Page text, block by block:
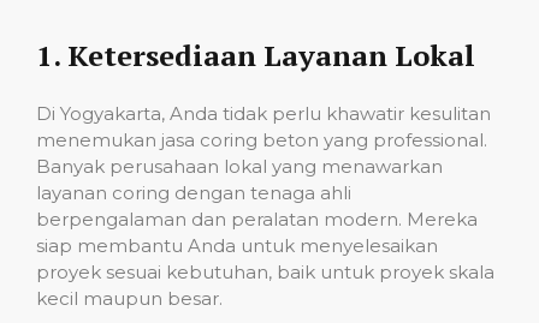
1. Ketersediaan Layanan Lokal
Di Yogyakarta, Anda tidak perlu khawatir kesulitan
menemukan jasa coring beton yang professional.
Banyak perusahaan lokal yang menawarkan
layanan coring dengan tenaga ahli
berpengalaman dan peralatan modern. Mereka
siap membantu Anda untuk menyelesaikan
proyek sesuai kebutuhan, baik untuk proyek skala
kecil maupun besar.